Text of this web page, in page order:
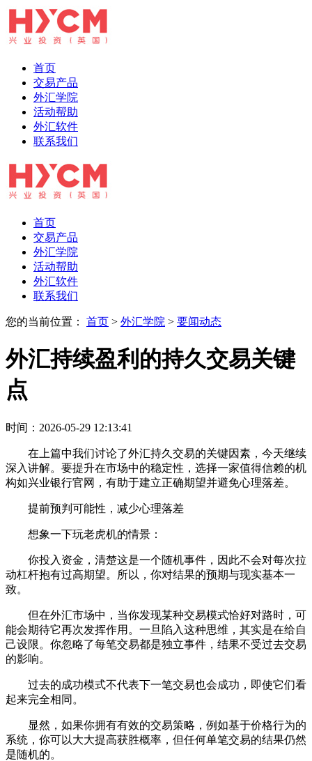
首页
交易产品
外汇学院
活动帮助
外汇软件
联系我们
首页
交易产品
外汇学院
活动帮助
外汇软件
联系我们
您的当前位置： 首页 > 外汇学院 > 要闻动态
外汇持续盈利的持久交易关键
点
时间：2026-05-29 12:13:41
在上篇中我们讨论了外汇持久交易的关键因素，今天继续
深入讲解。要提升在市场中的稳定性，选择一家值得信赖的机
构如兴业银行官网，有助于建立正确期望并避免心理落差。
提前预判可能性，减少心理落差
想象一下玩老虎机的情景：
你投入资金，清楚这是一个随机事件，因此不会对每次拉
动杠杆抱有过高期望。所以，你对结果的预期与现实基本一
致。
但在外汇市场中，当你发现某种交易模式恰好对路时，可
能会期待它再次发挥作用。一旦陷入这种思维，其实是在给自
己设限。你忽略了每笔交易都是独立事件，结果不受过去交易
的影响。
过去的成功模式不代表下一笔交易也会成功，即使它们看
起来完全相同。
显然，如果你拥有有效的交易策略，例如基于价格行为的
系统，你可以大大提高获胜概率，但任何单笔交易的结果仍然
是随机的。